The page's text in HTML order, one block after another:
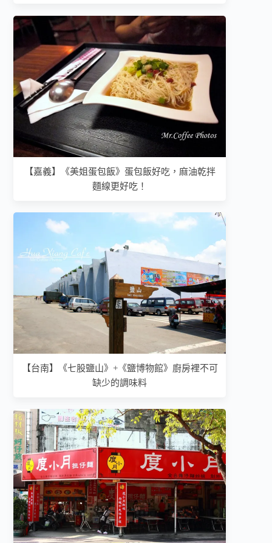
【嘉義】《美姐蛋包飯》蛋包飯好吃，麻油乾拌
麵線更好吃！
【台南】《七股鹽山》+《鹽博物館》廚房裡不可
缺少的調味料